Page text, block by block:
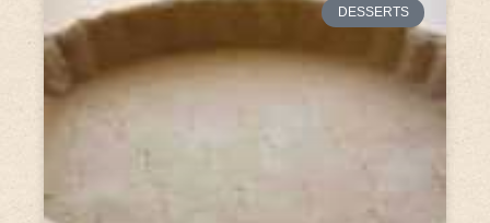
DESSERTS